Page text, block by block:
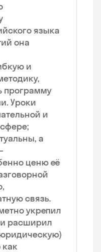
языка
она
и
программу
Уроки
и
а
ценю её
связь.
укрепил
и расширил
как